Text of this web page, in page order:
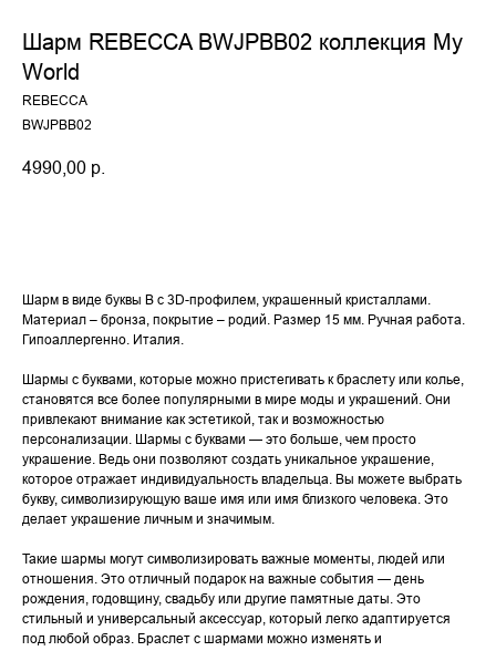
Шарм REBECCA BWJPBB02 коллекция My
World
REBECCA
BWJPBB02
4990,00 р.
Шарм в виде буквы B с 3D-профилем, украшенный кристаллами.
Материал – бронза, покрытие – родий. Размер 15 мм. Ручная работа.
Гипоаллергенно. Италия.
Шармы с буквами, которые можно пристегивать к браслету или колье,
становятся все более популярными в мире моды и украшений. Они
привлекают внимание как эстетикой, так и возможностью
персонализации. Шармы с буквами — это больше, чем просто
украшение. Ведь они позволяют создать уникальное украшение,
которое отражает индивидуальность владельца. Вы можете выбрать
букву, символизирующую ваше имя или имя близкого человека. Это
делает украшение личным и значимым.
Такие шармы могут символизировать важные моменты, людей или
отношения. Это отличный подарок на важные события — день
рождения, годовщину, свадьбу или другие памятные даты. Это
стильный и универсальный аксессуар, который легко адаптируется
под любой образ. Браслет с шармами можно изменять и